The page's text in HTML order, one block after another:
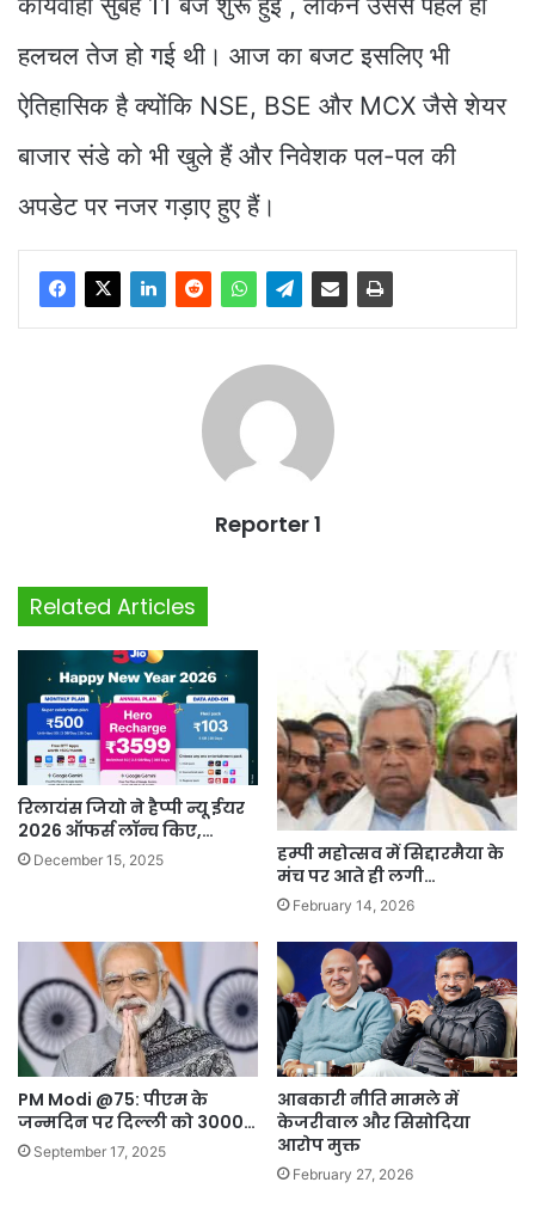
हलचल तेज हो गई थी। आज का बजट इसलिए भी
ऐतिहासिक है क्योंकि NSE, BSE और MCX जैसे शेयर
बाजार संडे को भी खुले हैं और निवेशक पल-पल की
अपडेट पर नजर गड़ाए हुए हैं।
Reporter 1
Related Articles
रिलायंस जियो ने हैप्पी न्यू ईयर
2026 ऑफर्स लॉन्च किए,…
December 15, 2025
हम्पी महोत्सव में सिद्दारमैया के
मंच पर आते ही लगी…
February 14, 2026
PM Modi @75: पीएम के
जन्मदिन पर दिल्ली को 3000…
September 17, 2025
आबकारी नीति मामले में
केजरीवाल और सिसोदिया
आरोप मुक्त
February 27, 2026